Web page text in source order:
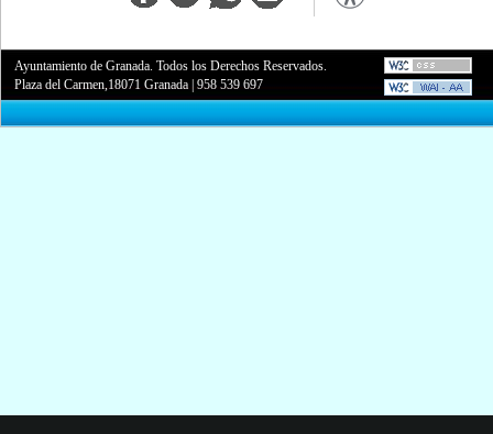
Ayuntamiento de Granada. Todos los Derechos Reservados.
Plaza del Carmen,18071 Granada |958 539 697